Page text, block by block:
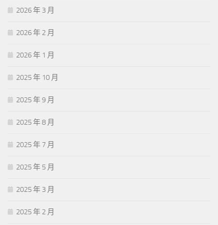
2026 年 3 月
2026 年 2 月
2026 年 1 月
2025 年 10 月
2025 年 9 月
2025 年 8 月
2025 年 7 月
2025 年 5 月
2025 年 3 月
2025 年 2 月